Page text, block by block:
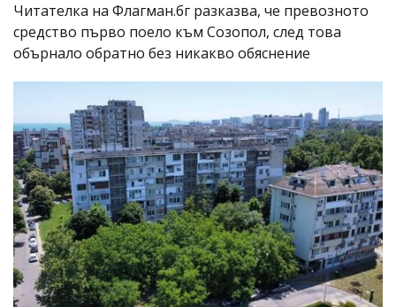
Читателка на Флагман.бг разказва, че превозното
средство първо поело към Созопол, след това
обърнало обратно без никакво обяснение